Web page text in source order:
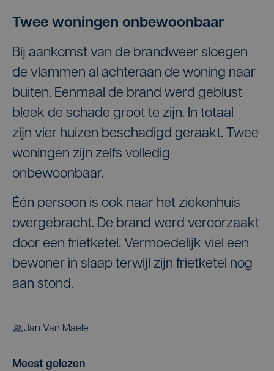
Twee woningen onbewoonbaar
Bij aankomst van de brandweer sloegen
de vlammen al achteraan de woning naar
buiten. Eenmaal de brand werd geblust
bleek de schade groot te zijn. In totaal
zijn vier huizen beschadigd geraakt. Twee
woningen zijn zelfs volledig
onbewoonbaar.
Één persoon is ook naar het ziekenhuis
overgebracht. De brand werd veroorzaakt
door een frietketel. Vermoedelijk viel een
bewoner in slaap terwijl zijn frietketel nog
aan stond.
Jan Van Maele
Meest gelezen